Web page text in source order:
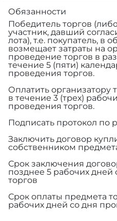
Обязанности
Победитель торгов
участник, давший
лота), т.е. покупатель, в
возмещает затраты на
проведение торгов в
течение 5 (пяти)
проведения торгов.
Оплатить организатору
в течение 3 (трех)
проведения торгов.
Подписать протокол по
Заключить договор
собственником
Срок заключения
позднее 5 рабочих дней
торгов
Срок оплаты предмета
рабочих дней со дня